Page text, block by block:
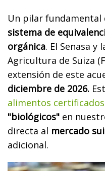
Un pilar fundamental
sistema de
orgánica. El Senasa y
Agricultura de Suiza
extensión de este
diciembre de 2026.
alimentos certificados
"biológicos" en
directa al mercado
adicional.